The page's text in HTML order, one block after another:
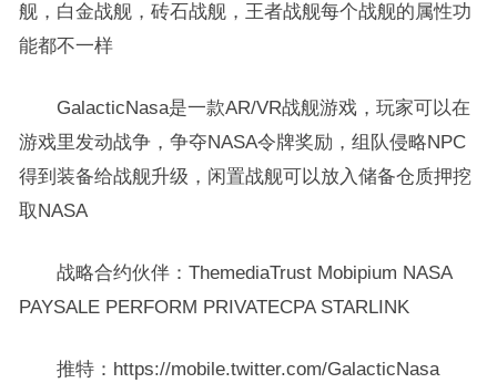
舰，白金战舰，砖石战舰，王者战舰每个战舰的属性功
能都不一样
GalacticNasa是一款AR/VR战舰游戏，玩家可以在
游戏里发动战争，争夺NASA令牌奖励，组队侵略NPC
得到装备给战舰升级，闲置战舰可以放入储备仓质押挖
取NASA
战略合约伙伴：ThemediaTrust Mobipium NASA
PAYSALE PERFORM PRIVATECPA STARLINK
推特：https://mobile.twitter.com/GalacticNasa